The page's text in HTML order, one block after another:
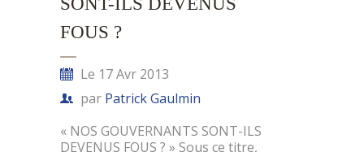
FOUS ?
Le 17 Avr 2013
par Patrick Gaulmin
« NOS GOUVERNANTS SONT-ILS
DEVENUS FOUS ? » Sous ce titre,